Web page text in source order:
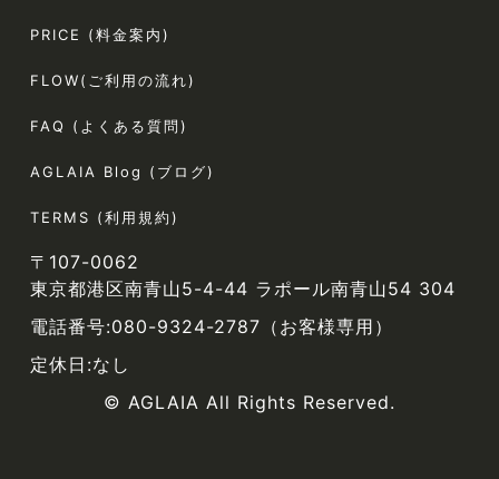
PRICE (料金案内)
FLOW(ご利用の流れ)
FAQ (よくある質問)
AGLAIA Blog (ブログ)
TERMS (利用規約)
〒107-0062
東京都港区南青山5-4-44 ラポール南青山54 304
電話番号:080-9324-2787（お客様専用）
定休日:なし
© AGLAIA All Rights Reserved.